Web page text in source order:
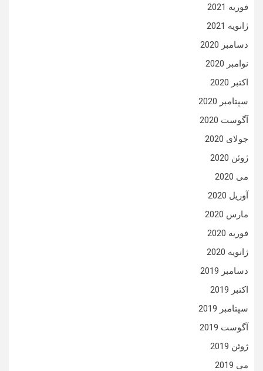
فوریه 2021
ژانویه 2021
دسامبر 2020
نوامبر 2020
اکتبر 2020
سپتامبر 2020
آگوست 2020
جولای 2020
ژوئن 2020
می 2020
آوریل 2020
مارس 2020
فوریه 2020
ژانویه 2020
دسامبر 2019
اکتبر 2019
سپتامبر 2019
آگوست 2019
ژوئن 2019
می 2019